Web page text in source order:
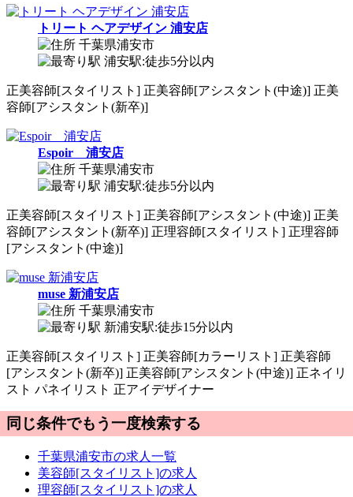
トリート ヘアデザイン 浦安店
千葉県浦安市
浦安駅:徒歩5分以内
正美容師[スタイリスト] 正美容師[アシスタント(中途)] 正美
容師[アシスタント(新卒)]
Espoir 浦安店
千葉県浦安市
浦安駅:徒歩5分以内
正美容師[スタイリスト] 正美容師[アシスタント(中途)] 正美
容師[アシスタント(新卒)] 正理容師[スタイリスト] 正理容師
[アシスタント(中途)]
muse 新浦安店
千葉県浦安市
新浦安駅:徒歩15分以内
正美容師[スタイリスト] 正美容師[カラーリスト] 正美容師
[アシスタント(新卒)] 正美容師[アシスタント(中途)] 正ネイリ
スト パネイリスト 正アイデザイナー
同じ条件でもう一度検索する
千葉県浦安市の求人一覧
美容師[スタイリスト]の求人
理容師[スタイリスト]の求人